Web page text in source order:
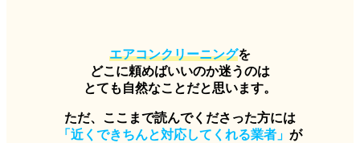
エアコンクリーニングを
どこに頼めばいいのか迷うのは
とても自然なことだと思います。
ただ、ここまで読んでくださった方には
「近くできちんと対応してくれる業者」 が